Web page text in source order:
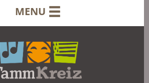
MENU